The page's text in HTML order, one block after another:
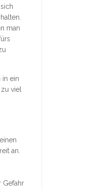
man
in ein
viel
an.
Gefahr